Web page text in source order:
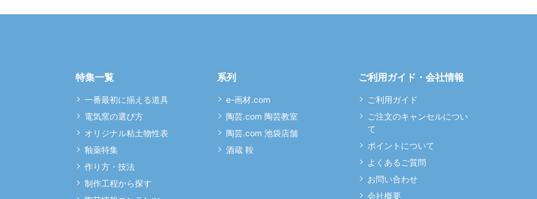
特集一覧
一番最初に揃える道具
電気窯の選び方
オリジナル粘土物性表
釉薬特集
作り方・技法
制作工程から探す
系列
e-画材.com
陶芸.com 陶芸教室
陶芸.com 池袋店舗
酒蔵 鞍
ご利用ガイド・会社情報
ご利用ガイド
ご注文のキャンセルについ
て
ポイントについて
よくあるご質問
お問い合わせ
会社概要